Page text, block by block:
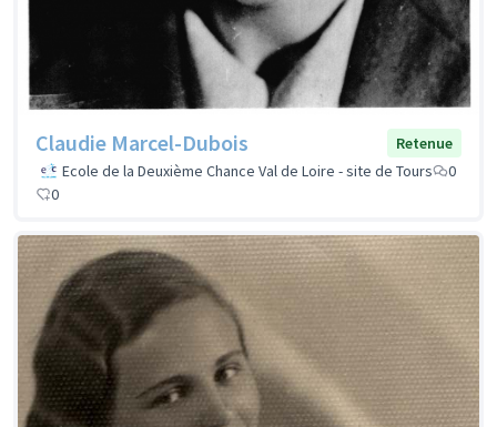
Claudie Marcel-Dubois
Retenue
Ecole de la Deuxième Chance Val de Loire - site de Tours
0
0